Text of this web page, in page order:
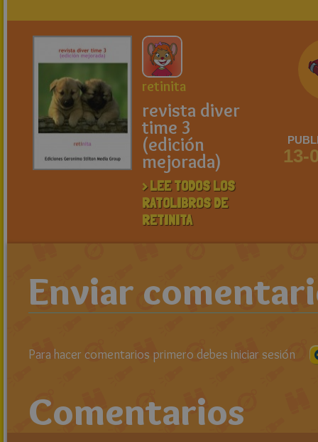
retinita
revista diver
time 3
(edición
mejorada)
> LEE TODOS LOS
RATOLIBROS DE
RETINITA
13-
Enviar
Para hacer comentarios primero debes iniciar sesión
Comentarios